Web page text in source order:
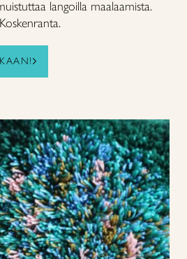
langoilla maalaamista.